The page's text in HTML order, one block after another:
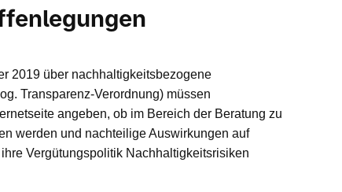
2019 über nachhaltigkeitsbezogene
Transparenz-Verordnung) müssen
angeben, ob im Bereich der Beratung zu
werden und nachteilige Auswirkungen auf
Vergütungspolitik Nachhaltigkeitsrisiken